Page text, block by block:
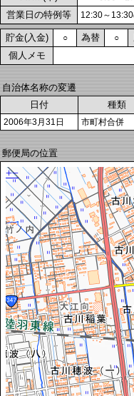
営業日の特例等 12:30～
貯金(入金) ○ 為替 ○
個人メモ
自治体名称の変遷
日付
種類
2006年3月31日 市町村合併
郵便局の位置